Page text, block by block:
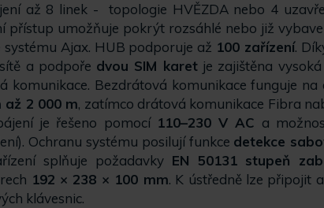
až 8 linek - topologie HVĚZDA nebo 4
přístup umožňuje pokrýt rozsáhlé nebo již
Ajax. HUB podporuje až 100 zařízení.
sítě a podpoře dvou SIM karetje zajištěna
komunikace. Bezdrátová komunikace funguje na
až 2 000 m, zatímco drátová komunikace Fibra
je řešeno pomocí 110–230 V AC a
Ochranu systému posilují funkce detekce
splňuje požadavky EN 50131 stupeň
192 × 238 × 100 mm. K ústředně lze připojit
klávesnic.